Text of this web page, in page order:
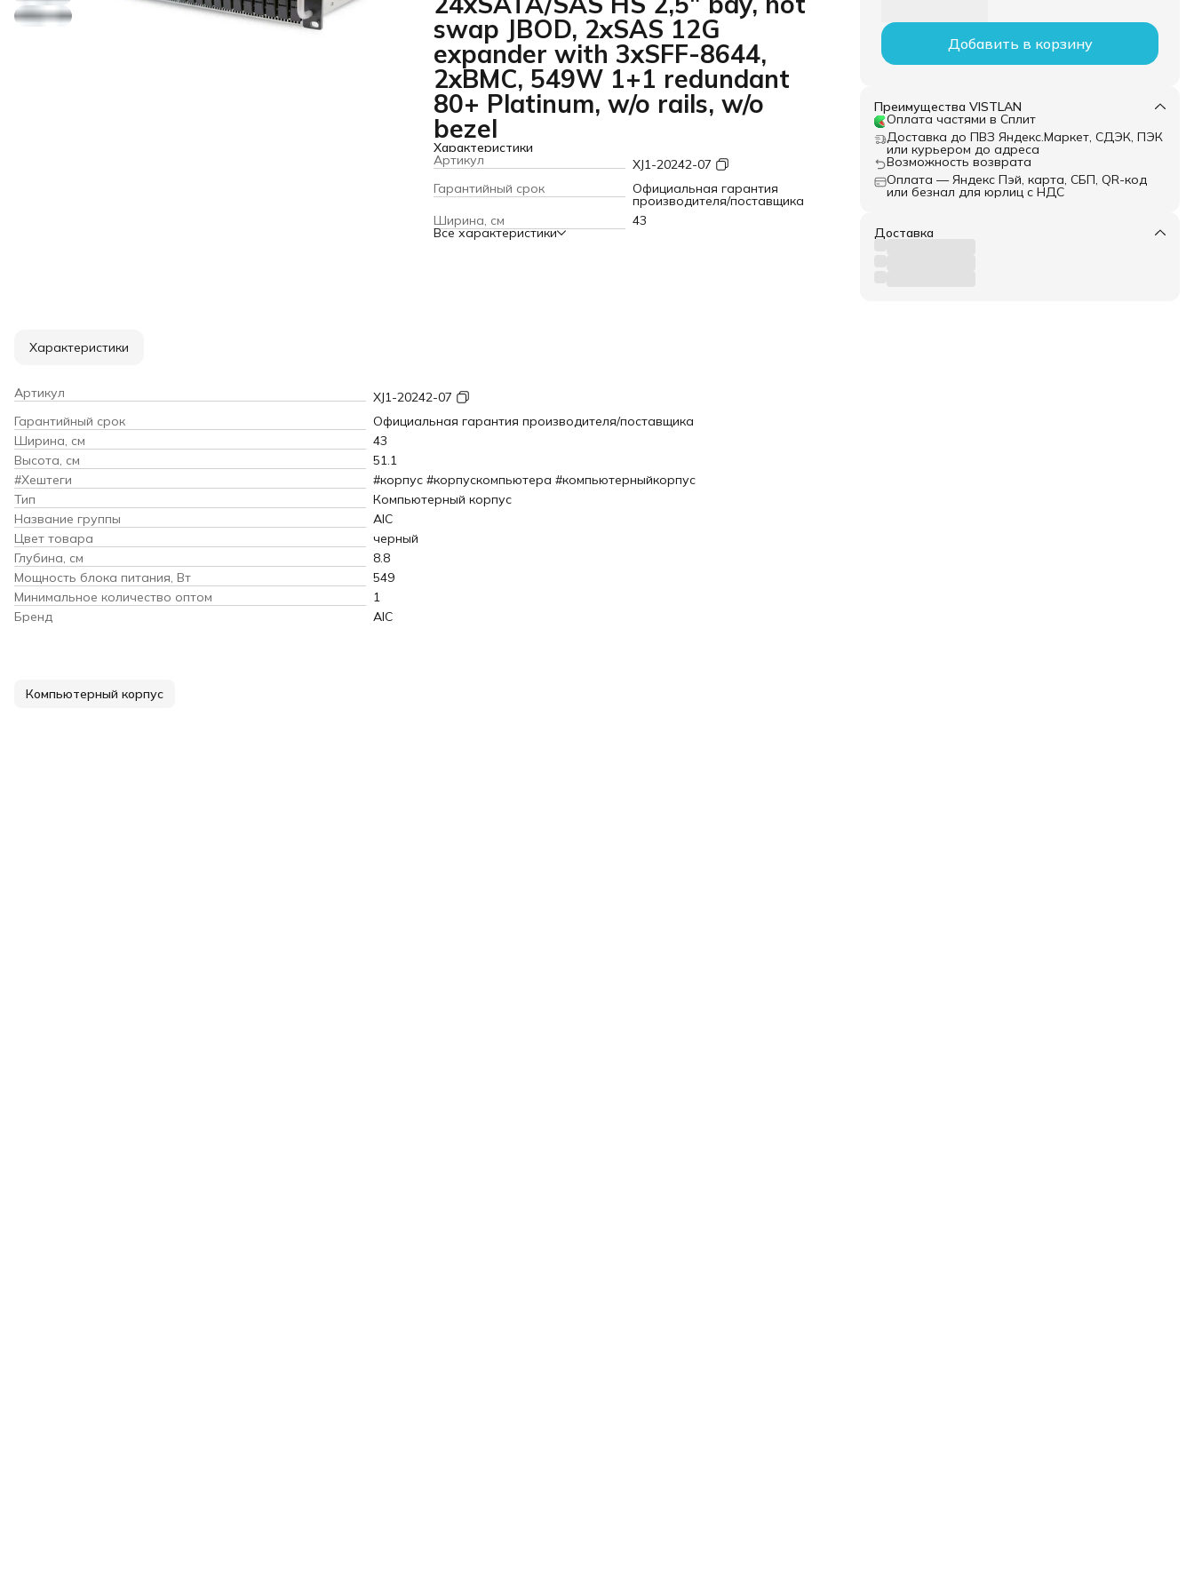
swap JBOD, 2xSAS 12G
expander with 3xSFF-8644,
2xBMC, 549W 1+1 redundant
80+ Platinum, w/o rails, w/o
bezel
Характеристики
Артикул
XJ1-20242-07
Гарантийный срок
Официальная гарантия
производителя/поставщика
Ширина, см
43
Все характеристики
Добавить в корзину
Преимущества VISTLAN
Оплата частями в Сплит
Доставка до ПВЗ Яндекс.Маркет, СДЭК, ПЭК
или курьером до адреса
Возможность возврата
Оплата — Яндекс Пэй, карта, СБП, QR-код
или безнал для юрлиц с НДС
Доставка
Характеристики
Артикул
XJ1-20242-07
Гарантийный срок
Официальная гарантия производителя/поставщика
Ширина, см
43
Высота, см
51.1
#Хештеги
#корпус #корпускомпьютера #компьютерныйкорпус
Тип
Компьютерный корпус
Название группы
AIC
Цвет товара
черный
Глубина, см
8.8
Мощность блока питания, Вт
549
Минимальное количество оптом
1
Бренд
AIC
Компьютерный корпус